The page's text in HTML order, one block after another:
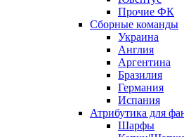
Прочие ФК
Сборные команды
Украина
Англия
Аргентина
Бразилия
Германия
Испания
Атрибутика для
Шарфы